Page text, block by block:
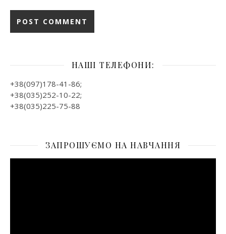
НАШІ ТЕЛЕФОНИ:
+38(097)178-41-86;
+38(035)252-10-22;
+38(035)225-75-88
ЗАПРОШУЄМО НА НАВЧАННЯ